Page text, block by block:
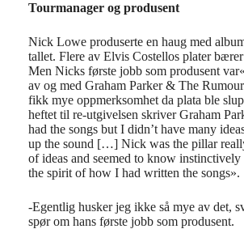
Tourmanager og produsent
Nick Lowe produserte en haug med
tallet. Flere av Elvis Costellos plater bærer
Men Nicks første jobb som produsent
av og med Graham Parker & The
fikk mye oppmerksomhet da plata ble
heftet til re-utgivelsen skriver Graham
had the songs but I didn’t have many
up the sound […] Nick was the pillar
of ideas and seemed to know
the spirit of how I had written the songs».
-Egentlig husker jeg ikke så mye av det,
spør om hans første jobb som produsent.